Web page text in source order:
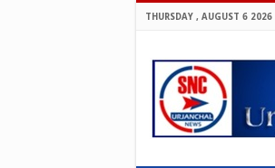
THURSDAY , AUGUST 6 2026